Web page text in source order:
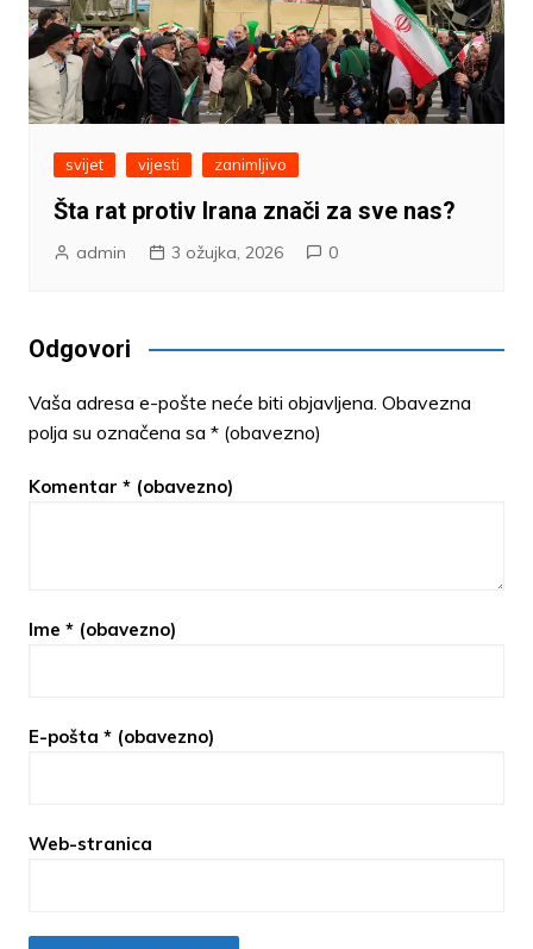
svijet vijesti zanimljivo
Šta rat protiv Irana znači za sve nas?
admin 3 ožujka, 2026 0
Odgovori
Vaša adresa e-pošte neće biti objavljena. Obavezna
polja su označena sa * (obavezno)
Komentar * (obavezno)
Ime * (obavezno)
E-pošta * (obavezno)
Web-stranica